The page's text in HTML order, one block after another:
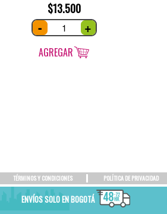
$13.500
- Galletas
Animadas
Win
x12
unidades
+
AGREGAR
TÉRMINOS Y CONDICIONES POLÍTICA DE PRIVACIDAD
ENVÍOS SOLO EN BOGOTÁ